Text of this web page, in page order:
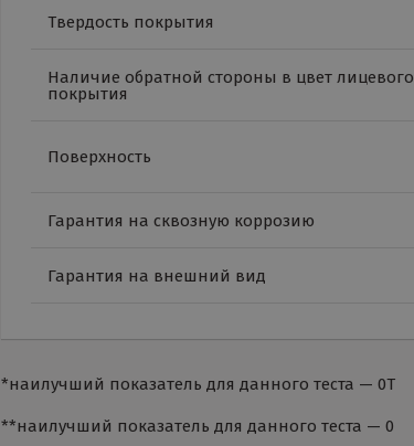
Твердость покрытия
Наличие обратной стороны в цвет лицевого
покрытия
Поверхность
Гарантия на сквозную коррозию
Гарантия на внешний вид
*наилучший показатель для данного теста — 0Т
**наилучший показатель для данного теста — 0